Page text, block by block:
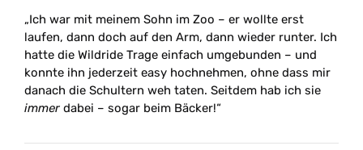
„Ich war mit meinem Sohn im Zoo – er wollte erst
laufen, dann doch auf den Arm, dann wieder runter. Ich
hatte die Wildride Trage einfach umgebunden – und
konnte ihn jederzeit easy hochnehmen, ohne dass mir
danach die Schultern weh taten. Seitdem hab ich sie
immer dabei – sogar beim Bäcker!“